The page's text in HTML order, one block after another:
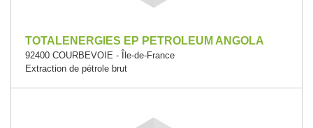
TOTALENERGIES EP PETROLEUM ANGOLA
92400 COURBEVOIE - Île-de-France
Extraction de pétrole brut